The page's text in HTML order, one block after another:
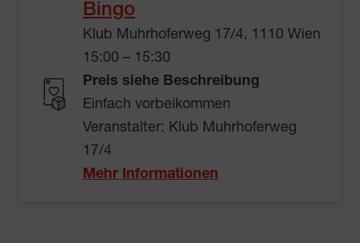
Bingo
Klub Muhrhoferweg 17/4, 1110 Wien
15:00 – 15:30
Preis siehe Beschreibung
Einfach vorbeikommen
Veranstalter: Klub Muhrhoferweg
17/4
Mehr Informationen